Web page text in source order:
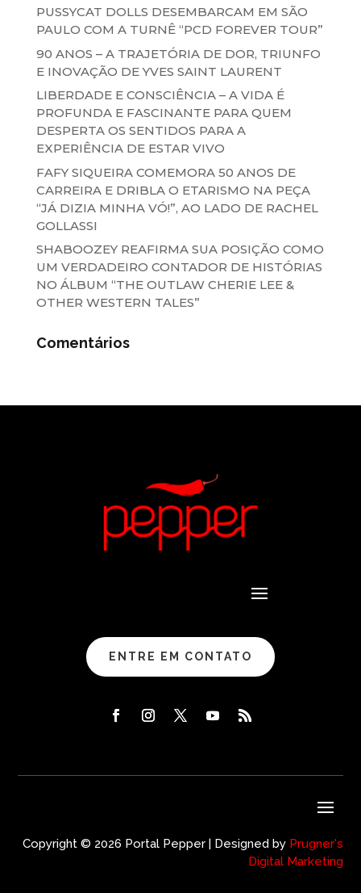
PUSSYCAT DOLLS DESEMBARCAM EM SÃO
PAULO COM A TURNÊ “PCD FOREVER TOUR”
90 ANOS – A TRAJETÓRIA DE DOR, TRIUNFO
E INOVAÇÃO DE YVES SAINT LAURENT
LIBERDADE E CONSCIÊNCIA – A VIDA É
PROFUNDA E FASCINANTE PARA QUEM
DESPERTA OS SENTIDOS PARA A
EXPERIÊNCIA DE ESTAR VIVO
FAFY SIQUEIRA COMEMORA 50 ANOS DE
CARREIRA E DRIBLA O ETARISMO NA PEÇA
“JÁ DIZIA MINHA VÓ!”, AO LADO DE RACHEL
GOLLASSI
SHABOOZEY REAFIRMA SUA POSIÇÃO COMO
UM VERDADEIRO CONTADOR DE HISTÓRIAS
NO ÁLBUM “THE OUTLAW CHERIE LEE &
OTHER WESTERN TALES”
Comentários
ENTRE EM CONTATO
Copyright © 2026 Portal Pepper | Designed by Prugner's
Digital Marketing